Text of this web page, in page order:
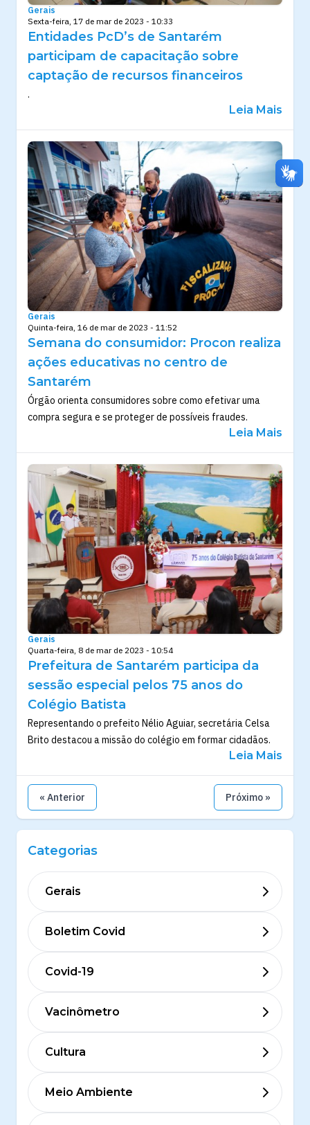
Gerais
Sexta-feira, 17 de mar de 2023 - 10:33
Entidades PcD’s de Santarém
participam de capacitação sobre
captação de recursos financeiros
.
Leia Mais
Gerais
Quinta-feira, 16 de mar de 2023 - 11:52
Semana do consumidor: Procon realiza
ações educativas no centro de
Santarém
Órgão orienta consumidores sobre como efetivar uma
compra segura e se proteger de possíveis fraudes.
Leia Mais
Gerais
Quarta-feira, 8 de mar de 2023 - 10:54
Prefeitura de Santarém participa da
sessão especial pelos 75 anos do
Colégio Batista
Representando o prefeito Nélio Aguiar, secretária Celsa
Brito destacou a missão do colégio em formar cidadãos.
Leia Mais
« Anterior Próximo »
Categorias
Gerais
Boletim Covid
Covid-19
Vacinômetro
Cultura
Meio Ambiente